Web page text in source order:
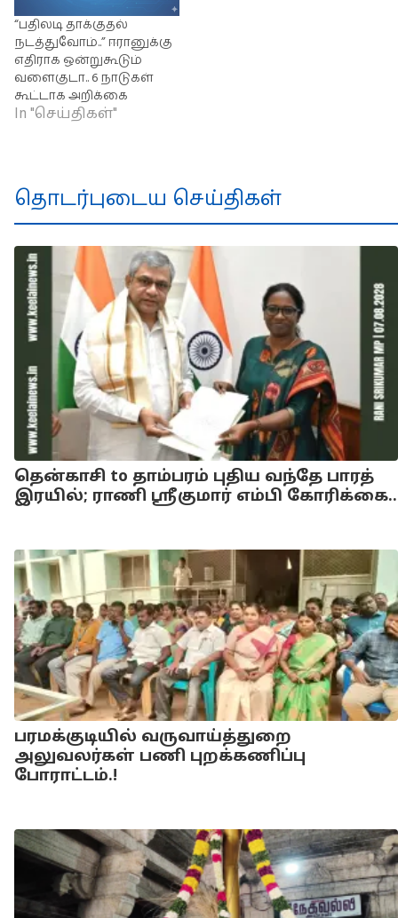
“பதிலடி தாக்குதல்
நடத்துவோம்..” ஈரானுக்கு
எதிராக ஒன்றுகூடும்
வளைகுடா.. 6 நாடுகள்
கூட்டாக அறிக்கை
In "செய்திகள்"
தொடர்புடைய செய்திகள்
தென்காசி to தாம்பரம் புதிய வந்தே பாரத்
இரயில்; ராணி ஸ்ரீகுமார் எம்பி கோரிக்கை..
பரமக்குடியில் வருவாய்த்துறை
அலுவலர்கள் பணி புறக்கணிப்பு
போராட்டம்.!